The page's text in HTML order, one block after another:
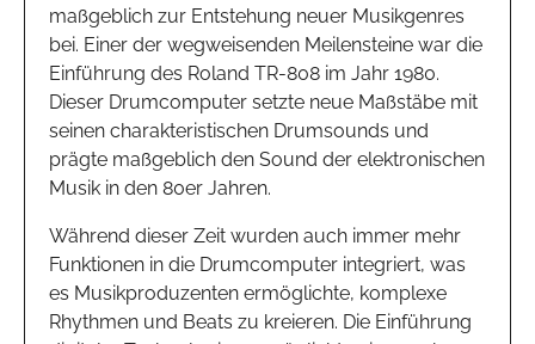
maßgeblich zur Entstehung neuer Musikgenres
bei. Einer der wegweisenden Meilensteine war die
Einführung des Roland TR-808 im Jahr 1980.
Dieser Drumcomputer setzte neue Maßstäbe mit
seinen charakteristischen Drumsounds und
prägte maßgeblich den Sound der elektronischen
Musik in den 80er Jahren.
Während dieser Zeit wurden auch immer mehr
Funktionen in die Drumcomputer integriert, was
es Musikproduzenten ermöglichte, komplexe
Rhythmen und Beats zu kreieren. Die Einführung